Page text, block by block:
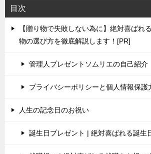
目次
【贈り物で失敗しない為に】絶対喜ばれ
物の選び方を徹底解説します！[PR]
管理人プレゼントソムリエの自己紹介
プライバシーポリシーと個人情報保護
人生の記念日のお祝い
誕生日プレゼント | 絶対喜ばれる誕生